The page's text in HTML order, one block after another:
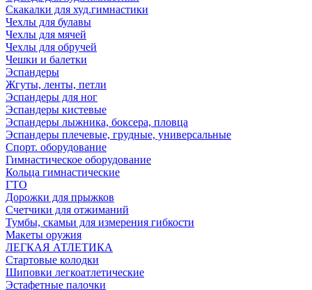
Скакалки для худ.гимнастики
Чехлы для булавы
Чехлы для мячей
Чехлы для обручей
Чешки и балетки
Эспандеры
Жгуты, ленты, петли
Эспандеры для ног
Эспандеры кистевые
Эспандеры лыжника, боксера, пловца
Эспандеры плечевые, грудные, универсальные
Спорт. оборудование
Гимнастическое оборудование
Кольца гимнастические
ГТО
Дорожки для прыжков
Счетчики для отжиманий
Тумбы, скамьи для измерения гибкости
Макеты оружия
ЛЕГКАЯ АТЛЕТИКА
Стартовые колодки
Шиповки легкоатлетические
Эстафетные палочки